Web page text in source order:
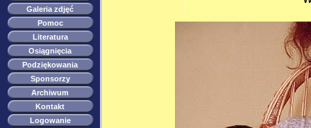
Galeria zdjęć
Pomoc
Literatura
Osiągnięcia
Podziękowania
Sponsorzy
Archiwum
Kontakt
Logowanie